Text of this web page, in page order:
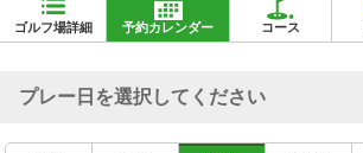
ゴルフ場詳細 予約カレンダー コース
プレー日を選択してください